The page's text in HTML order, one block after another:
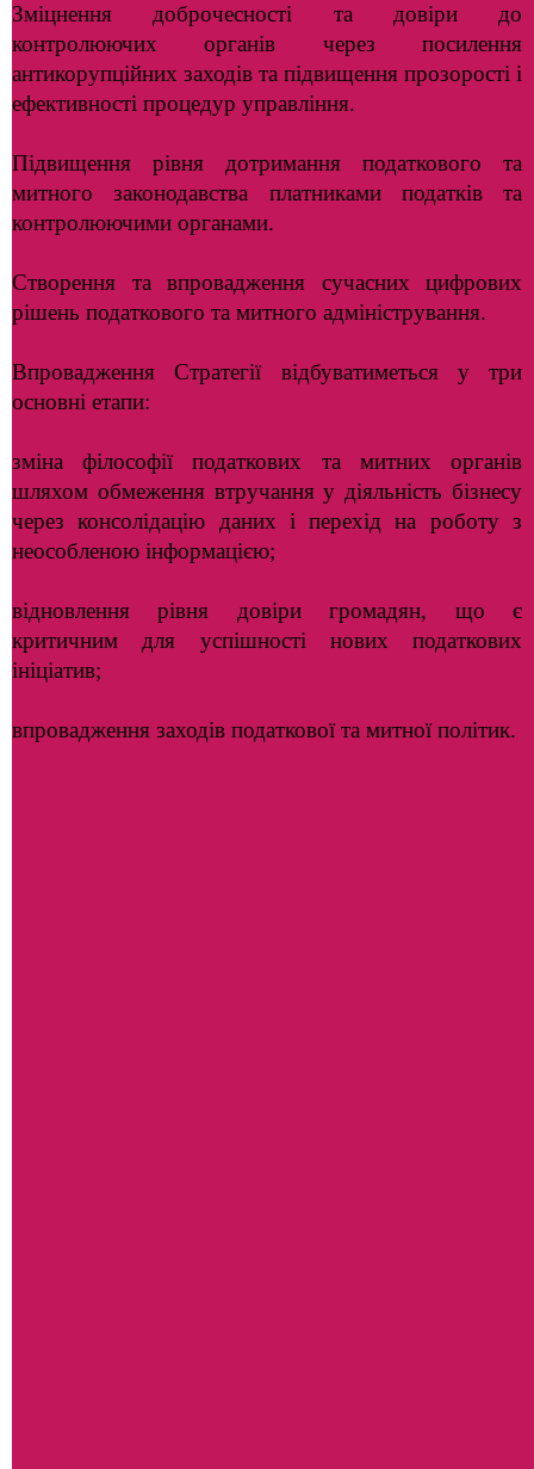
Зміцнення доброчесності та довіри до
контролюючих органів через посилення
антикорупційних заходів та підвищення прозорості і
ефективності процедур управління.
Підвищення рівня дотримання податкового та
митного законодавства платниками податків та
контролюючими органами.
Створення та впровадження сучасних цифрових
рішень податкового та митного адміністрування.
Впровадження Стратегії відбуватиметься у три
основні етапи:
зміна філософії податкових та митних органів
шляхом обмеження втручання у діяльність бізнесу
через консолідацію даних і перехід на роботу з
неособленою інформацією;
відновлення рівня довіри громадян, що є
критичним для успішності нових податкових
ініціатив;
впровадження заходів податкової та митної політик.